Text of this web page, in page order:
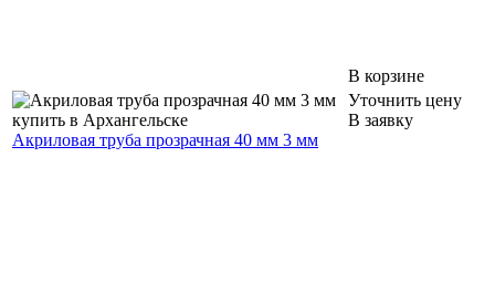
В корзине
Акриловая труба прозрачная 40 мм 3 мм
Уточнить цену
В заявку